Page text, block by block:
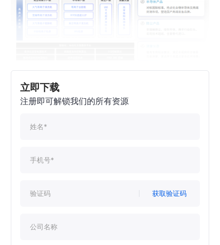
立即下载
注册即可解锁我们的所有资源
获取验证码